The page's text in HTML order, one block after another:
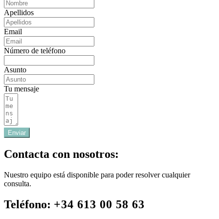
Apellidos
Email
Número de teléfono
Asunto
Tu mensaje
Enviar
Contacta con nosotros:
Nuestro equipo está disponible para poder resolver cualquier
consulta.
Teléfono: +34 613 00 58 63